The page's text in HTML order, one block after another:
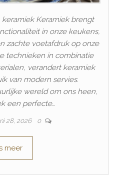
Keramiek brengt
in onze keukens,
zachte voetafdruk op onze
technieken in combinatie
verandert keramiek
van modern servies.
wereld om ons heen,
een perfecte…
28, 2026 0
meer